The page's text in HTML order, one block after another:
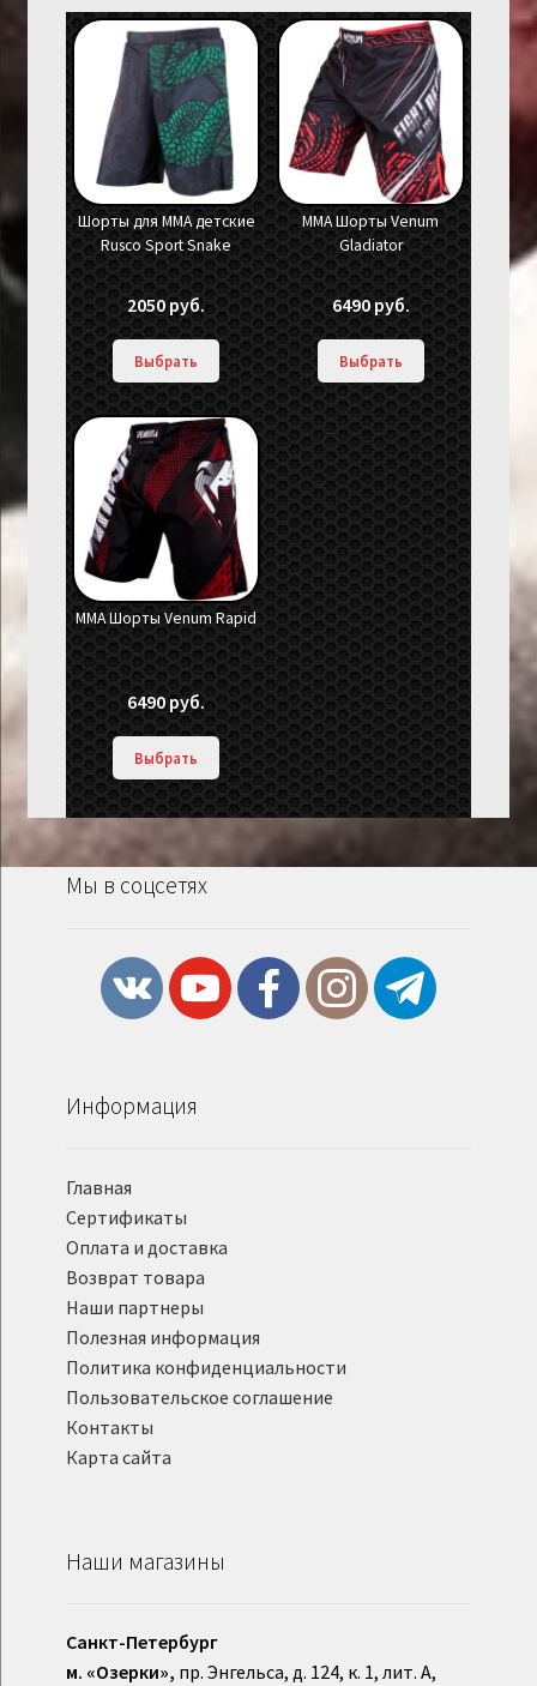
Шорты для MMA детские
Rusco Sport Snake
2050 руб.
Выбрать
ММА Шорты Venum
Gladiator
6490 руб.
Выбрать
ММА Шорты Venum Rapid
6490 руб.
Выбрать
Мы в соцсетях
Информация
Главная
Сертификаты
Оплата и доставка
Возврат товара
Наши партнеры
Полезная информация
Политика конфиденциальности
Пользовательское соглашение
Контакты
Карта сайта
Наши магазины
Санкт-Петербург
м. «Озерки», пр. Энгельса, д. 124, к. 1, лит. А,